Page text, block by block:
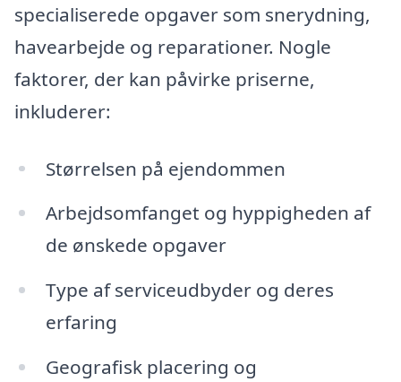
specialiserede opgaver som snerydning,
havearbejde og reparationer. Nogle
faktorer, der kan påvirke priserne,
inkluderer:
Størrelsen på ejendommen
Arbejdsomfanget og hyppigheden af
de ønskede opgaver
Type af serviceudbyder og deres
erfaring
Geografisk placering og